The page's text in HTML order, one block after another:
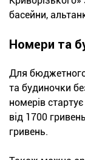
басейни,
Номери та
Для
та будиночки
номерів
від 1700
гривень.